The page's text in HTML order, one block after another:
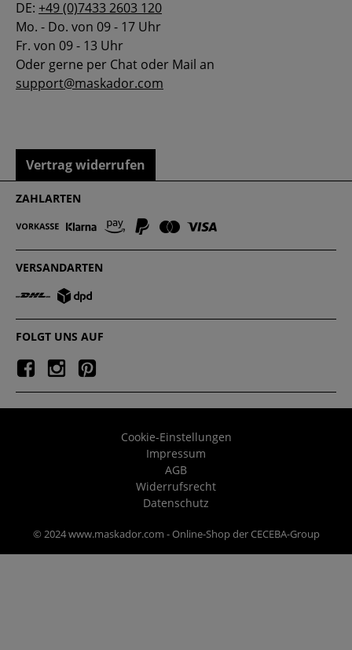
DE: +49 (0)7433 2603 120
Mo. - Do. von 09 - 17 Uhr
Fr. von 09 - 13 Uhr
Oder gerne per Chat oder Mail an
support@maskador.com
Vertrag widerrufen
ZAHLARTEN
VERSANDARTEN
FOLGT UNS AUF
Cookie-Einstellungen
Impressum
AGB
Widerrufsrecht
Datenschutz
© 2024 www.maskador.com - Online-Shop der CECEBA-Group